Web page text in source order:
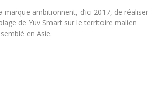
marque ambitionnent, d’ici 2017, de réaliser
de Yuv Smart sur le territoire malien
en Asie.